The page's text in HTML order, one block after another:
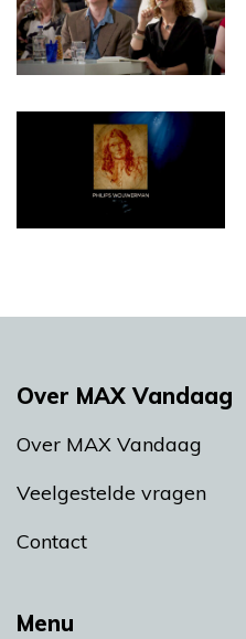
Menu
Over MAX Vandaag
Over MAX Vandaag
Veelgestelde vragen
Contact